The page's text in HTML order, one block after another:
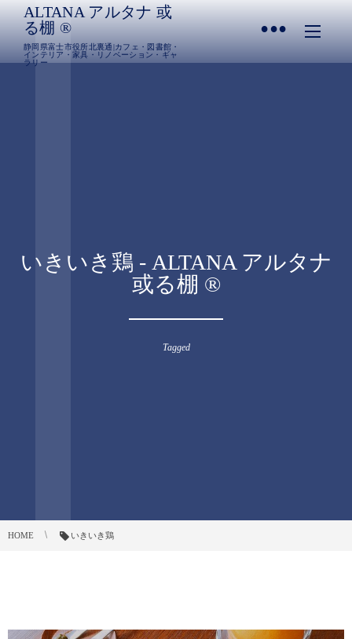
ALTANA アルタナ 或
る棚 ®︎
静岡県富士市役所北裏通|カフェ・図書館・
インテリア・家具・リノベーション・ギャ
ラリー
•
いきいき鶏 - ALTANA アルタナ
或る棚 ®︎
Tagged
HOME いきいき鶏